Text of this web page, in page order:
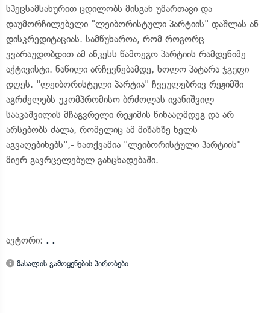
სპეცსამსახურით ცდილობს მისგან უმართავი და
დაუმორჩილებელი "ლეიბორისტული პარტიის" დაშლას ან
დისკრედიტაციას. სამწუხაროა, რომ როგორც
ვვარაუდობდით ამ ანკესს წამოეგო პარტიის რამდენიმე
აქტივისტი. ნაწილი არჩევნებამდე, ხოლო პატარა ჯგუფი
დღეს. "ლეიბორისტული პარტია" ჩვეულებრივ რეჟიმში
აგრძელებს უკომპრომისო ბრძოლას ივანიშვილ-
სააკაშვილის მჩაგვრელი რეჟიმის წინააღმდეგ და არ
არსებობს ძალა, რომელიც ამ მიზანზე ხელს
აგვაღებინებს",- ნათქვამია "ლეიბორისტული პარტიის"
მიერ გავრცელებულ განცხადებაში.
ავტორი: . .
მასალის გამოყენების პირობები